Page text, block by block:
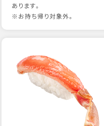
あります。
※お持ち帰り対象外。